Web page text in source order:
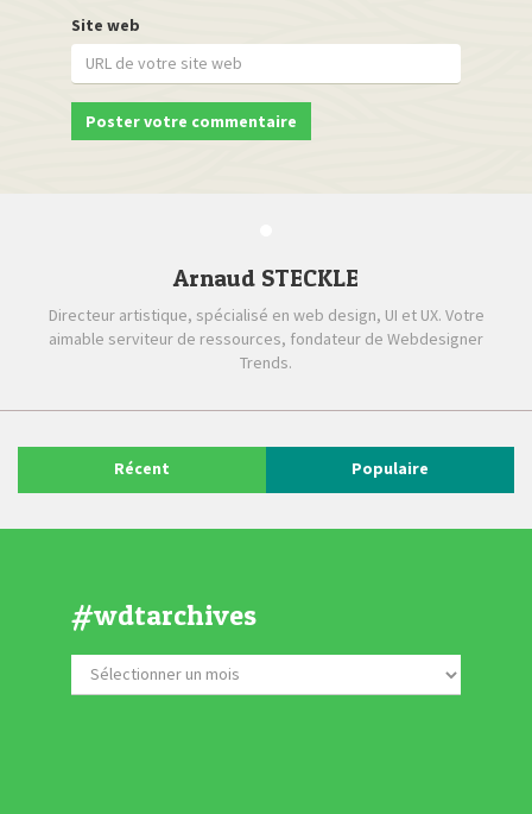
Site web
Arnaud STECKLE
Directeur artistique, spécialisé en web design, UI et UX. Votre
aimable serviteur de ressources, fondateur de Webdesigner
Trends.
Récent Populaire
#wdtarchives